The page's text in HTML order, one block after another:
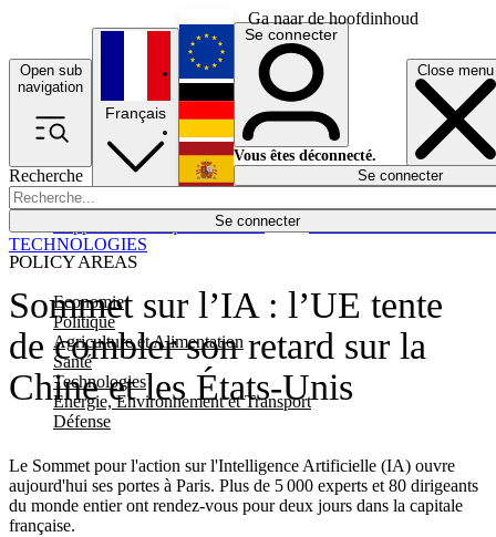
Ga naar de hoofdinhoud
Open sub
navigation
Close menu
Recherche
Se connecter
POLICY AREAS
Economie
Politique
Agriculture et Alimentation
Santé
Technologies
Energie, Environnement et Transport
Défense
Économie
Français
English
Deutsch
Español
Se connecter
Vous êtes déconnecté.
Se connecter
Sommet sur l’IA : l’UE tente
de combler son retard sur la
Chine et les États-Unis
Le Sommet pour l'action sur l'Intelligence Artificielle (IA) ouvre
aujourd'hui ses portes à Paris. Plus de 5 000 experts et 80 dirigeants
du monde entier ont rendez-vous pour deux jours dans la capitale
française.
TECHNOLOGIES